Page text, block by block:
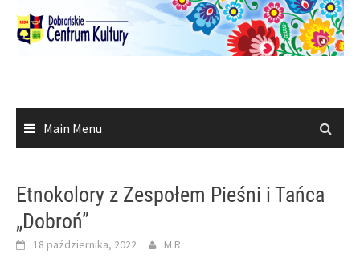
content
Main Menu
Etnokolory z Zespołem Pieśni i Tańca
„Dobroń”
18 października, 2022 M R